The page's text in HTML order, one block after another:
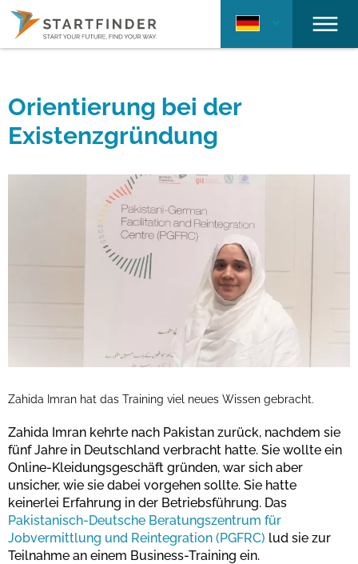
Orientierung bei der
Existenzgründung
Zahida Imran hat das Training viel neues Wissen gebracht.
Zahida Imran kehrte nach Pakistan zurück, nachdem sie
fünf Jahre in Deutschland verbracht hatte. Sie wollte ein
Online-Kleidungsgeschäft gründen, war sich aber
unsicher, wie sie dabei vorgehen sollte. Sie hatte
keinerlei Erfahrung in der Betriebsführung. Das
Pakistanisch-Deutsche Beratungszentrum für
Jobvermittlung und Reintegration (PGFRC) lud sie zur
Teilnahme an einem Business-Training ein.